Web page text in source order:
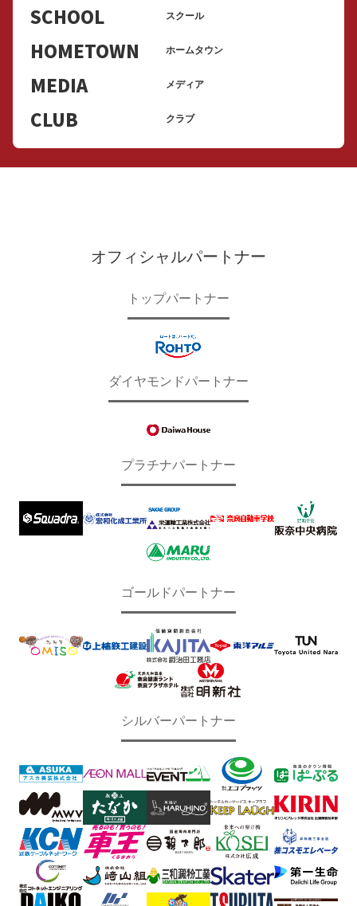
SCHOOL スクール
HOMETOWN ホームタウン
MEDIA メディア
CLUB クラブ
オフィシャルパートナー
トップパートナー
ダイヤモンドパートナー
プラチナパートナー
ゴールドパートナー
シルバーパートナー